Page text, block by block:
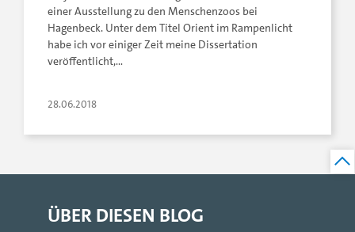
einer Ausstellung zu den Menschenzoos bei
Hagenbeck. Unter dem Titel Orient im Rampenlicht
habe ich vor einiger Zeit meine Dissertation
veröffentlicht,…
28.06.2018
ÜBER DIESEN BLOG